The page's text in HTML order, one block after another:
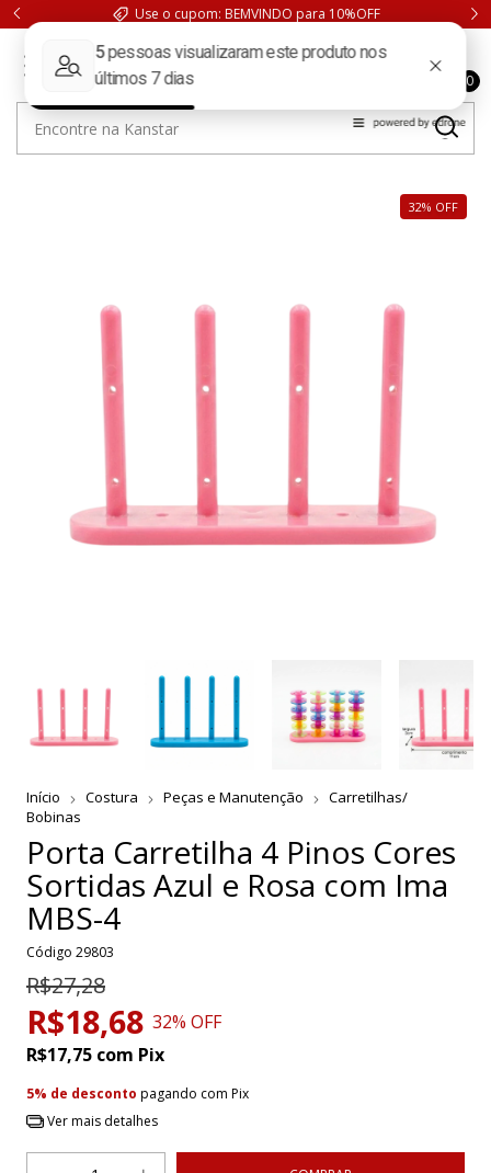
Use o cupom: BEMVINDO para 10%OFF
0
32% OFF
Início Costura Peças e Manutenção
Carretilhas/
Bobinas
Porta Carretilha 4 Pinos Cores
Sortidas Azul e Rosa com Ima
MBS-4
Código 29803
R$27,28
R$18,68 32% OFF
R$17,75 com Pix
5% de desconto pagando com Pix
Ver mais detalhes